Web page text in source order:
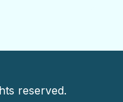
reserved.